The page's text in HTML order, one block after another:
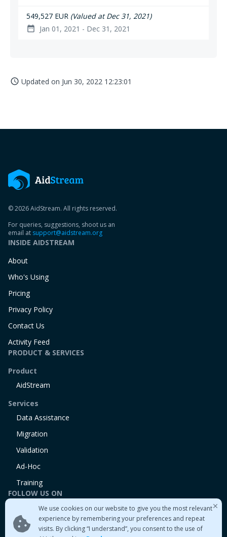
549,527 EUR (Valued at Dec 31, 2021)
date_range Jan 01, 2021 - Dec 31, 2021
access_time Updated on Jun 30, 2022 12:23:01
We use cookies on our website to give you the most relevant
experience by remembering your preferences and repeat
visits. By clicking “I understand”, you consent to the use of
© 2026 AidStream. All rights reserved.
For queries, suggestions, shoot us an
email at support@aidstream.org
INSIDE AIDSTREAM
About
Who's Using
Pricing
Privacy Policy
Contact Us
Activity Feed
PRODUCT & SERVICES
Product
AidStream
Services
Data Assistance
Migration
Validation
Ad-Hoc
Training
FOLLOW US ON
Twitter
Medium